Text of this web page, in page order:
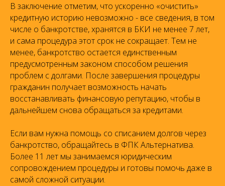
В заключение отметим, что ускоренно «очистить»
кредитную историю невозможно - все сведения, в том
числе о банкротстве, хранятся в БКИ не менее 7 лет,
и сама процедура этот срок не сокращает. Тем не
менее, банкротство остается единственным
предусмотренным законом способом решения
проблем с долгами. После завершения процедуры
гражданин получает возможность начать
восстанавливать финансовую репутацию, чтобы в
дальнейшем снова обращаться за кредитами.
Если вам нужна помощь со списанием долгов через
банкротство, обращайтесь в ФПК Альтернатива.
Более 11 лет мы занимаемся юридическим
сопровождением процедуры и готовы помочь даже в
самой сложной ситуации.